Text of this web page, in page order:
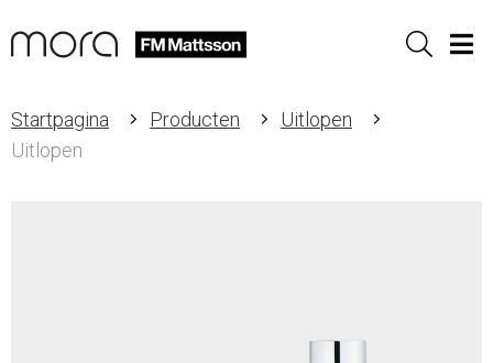
Sök
Startpagina Producten
Uitlopen
Uitlopen